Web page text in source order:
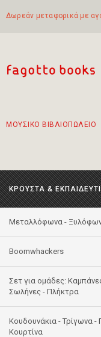
Δωρεάν μεταφορικά με
ΜΟΥΣΙΚΟ ΒΙΒΛΙΟΠΩΛΕΙΟ
ΚΡΟΥΣΤΑ &
Mεταλλόφωνα -
Boomwhackers
Σετ για ομάδες:
Σωλήνες - Πλήκτρα
Κουδουνάκια - Τρίγωνα -
Κουρτίνα